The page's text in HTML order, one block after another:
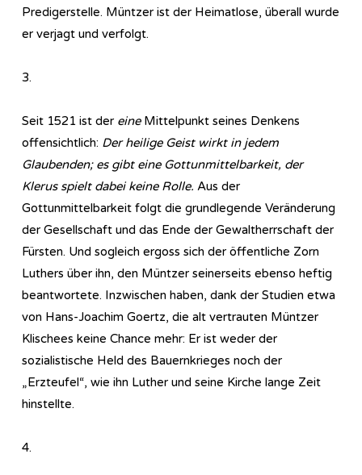
Predigerstelle. Müntzer ist der Heimatlose, überall wurde
er verjagt und verfolgt.
3.
Seit 1521 ist der eineMittelpunkt seines Denkens
offensichtlich: Der heilige Geist wirkt in jedem
Glaubenden; es gibt eine Gottunmittelbarkeit, der
Klerus spielt dabei keine Rolle. Aus der
Gottunmittelbarkeit folgt die grundlegende Veränderung
der Gesellschaft und das Ende der Gewaltherrschaft der
Fürsten. Und sogleich ergoss sich der öffentliche Zorn
Luthers über ihn, den Müntzer seinerseits ebenso heftig
beantwortete. Inzwischen haben, dank der Studien etwa
von Hans-Joachim Goertz, die alt vertrauten Müntzer
Klischees keine Chance mehr: Er ist weder der
sozialistische Held des Bauernkrieges noch der
„Erzteufel“, wie ihn Luther und seine Kirche lange Zeit
hinstellte.
4.